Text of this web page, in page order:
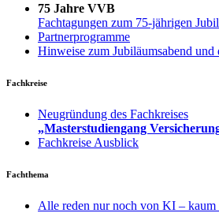
75 Jahre VVB
Fachtagungen zum 75-jährigen
Partnerprogramme
Hinweise zum Jubiläumsabend
Fachkreise
Neugründung des Fachkreises
„Masterstudiengang
Fachkreise Ausblick
Fachthema
Alle reden nur noch von KI –